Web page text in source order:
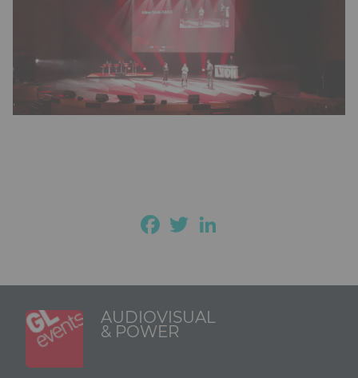
Facebook
Twitter
AUDIOVISUAL
& POWER